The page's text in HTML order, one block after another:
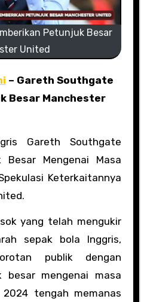
Petunjuk Besar
United
– Gareth Southgate
Besar Manchester
Gareth Southgate
Besar Mengenai Masa
Keterkaitannya
yang telah mengukir
sepak bola Inggris,
publik dengan
besar mengenai masa
tengah memanas